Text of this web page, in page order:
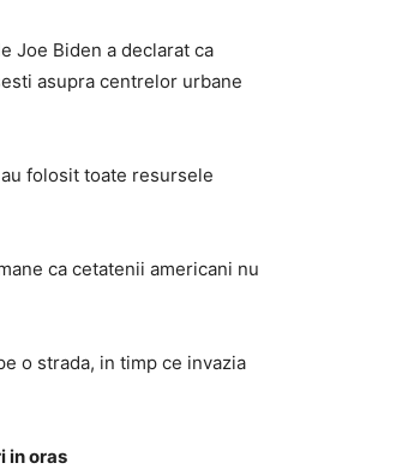
Joe Biden a declarat ca
asupra centrelor urbane
folosit toate resursele
ca cetatenii americani nu
o strada, in timp ce invazia
in oras